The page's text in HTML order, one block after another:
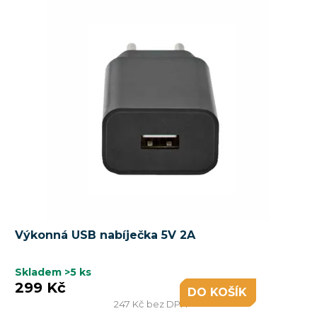
Výkonná USB nabíječka 5V 2A
Skladem >5 ks
247 Kč bez DPH
299 Kč DO KOŠÍKU